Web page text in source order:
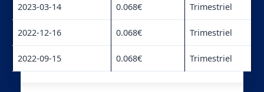
2023-03-14 0.068€ Trimestriel
2022-12-16 0.068€ Trimestriel
2022-09-15 0.068€ Trimestriel